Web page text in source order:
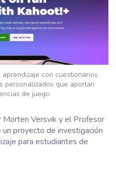
con cuestionarios
personalizados que aportan
de juego.
Morten Versvik y el Profesor
proyecto de investigación
para estudiantes de